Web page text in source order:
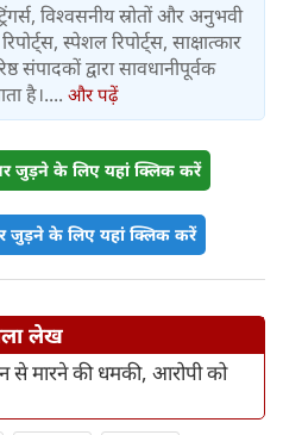
विश्वसनीय स्रोतों और अनुभवी
स्पेशल रिपोर्ट्स, साक्षात्कार
संपादकों द्वारा सावधानीपूर्वक
है।.... और पढ़ें
जुड़ने के लिए यहां क्लिक करें
जुड़ने के लिए यहां क्लिक करें
लेख
से मारने की धमकी, आरोपी को